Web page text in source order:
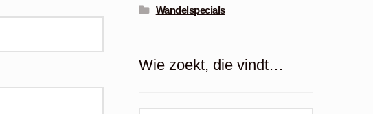
Wandelspecials
Wie zoekt, die vindt…